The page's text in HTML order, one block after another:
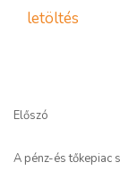
letöltés
Előszó
A pénz-és tőkepiac